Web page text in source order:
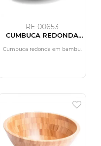
RE-00653
CUMBUCA REDONDA
Cumbuca redonda em bambu.